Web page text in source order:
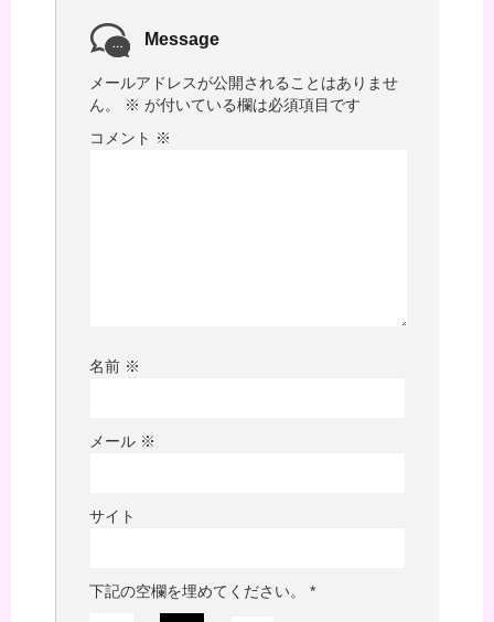
Message
メールアドレスが公開されることはありませ
ん。
※ が付いている欄は必須項目です
コメント ※
名前 ※
メール ※
サイト
下記の空欄を埋めてください。 *